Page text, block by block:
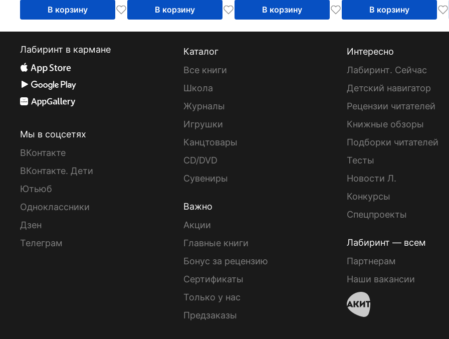
В корзину В корзину В корзину В корзину
Лабиринт в кармане
Мы в соцсетях
ВКонтакте
ВКонтакте. Дети
Ютьюб
Одноклассники
Дзен
Телеграм
Каталог
Все книги
Школа
Журналы
Игрушки
Канцтовары
CD/DVD
Сувениры
Важно
Акции
Главные книги
Бонус за рецензию
Сертификаты
Только у нас
Предзаказы
Интересно
Лабиринт. Сейчас
Детский навигатор
Рецензии читателей
Книжные обзоры
Подборки читателей
Тесты
Новости Л.
Конкурсы
Спецпроекты
Лабиринт — всем
Партнерам
Наши вакансии